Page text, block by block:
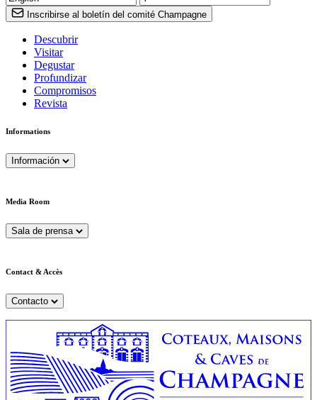
Inscribirse al boletín del comité Champagne
Descubrir
Visitar
Degustar
Profundizar
Compromisos
Revista
Informations
Información
Media Room
Sala de prensa
Contact & Accès
Contacto